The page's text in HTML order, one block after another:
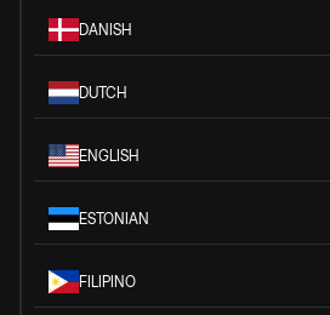
DANISH
DUTCH
ENGLISH
ESTONIAN
FILIPINO